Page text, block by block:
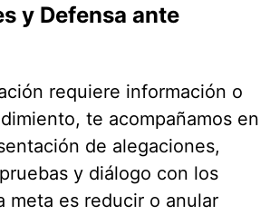
y Defensa ante
requiere información o
te acompañamos en
de alegaciones,
y diálogo con los
meta es reducir o anular